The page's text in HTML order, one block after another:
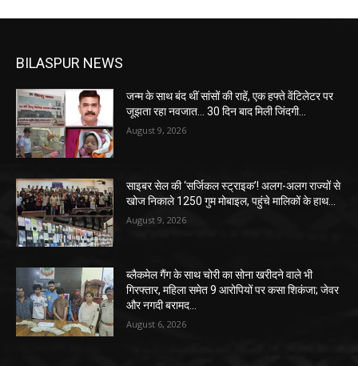
BILASPUR NEWS
जन्म के साथ बंद थीं सांसों की राहें, एक हफ्ते वेंटिलेटर पर
जूझता रहा नवजात… 30 दिन बाद मिली जिंदगी…
August 9, 2026
साइबर सेल की ‘सर्जिकल स्ट्राइक’! अलग-अलग राज्यों से
खोज निकाले 1250 गुम मोबाइल, पहुंचे मालिकों के हाथ…
August 9, 2026
ब्लैकमेल गैंग के साथ चोरी का सोना खरीदने वाले भी
गिरफ्तार, महिला समेत 9 आरोपियों पर कसा शिकंजा; जेवर
और नगदी बरामद…
August 6, 2026